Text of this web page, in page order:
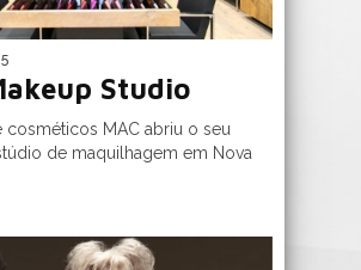
Studio
cosméticos MAC abriu o seu
de maquilhagem em Nova